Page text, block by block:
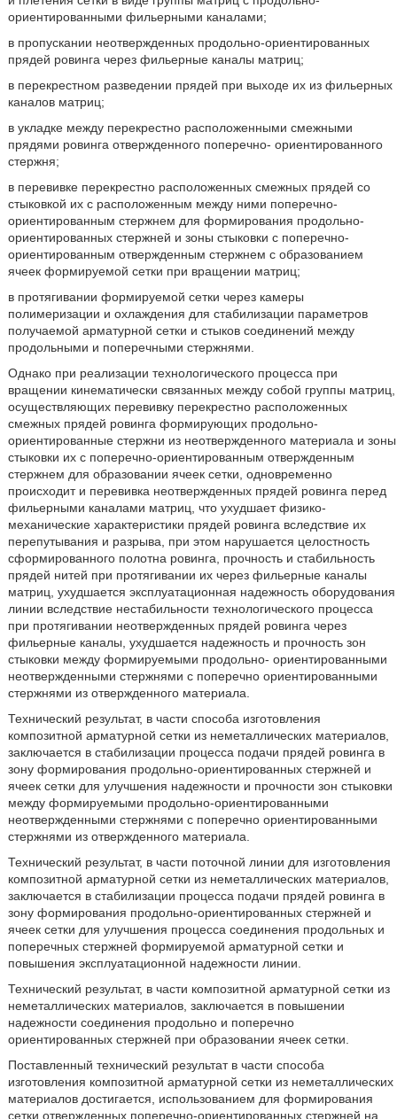
ориентированными фильерными каналами;
в пропускании неотвержденных продольно-ориентированных
прядей ровинга через фильерные каналы матриц;
в перекрестном разведении прядей при выходе их из фильерных
каналов матриц;
в укладке между перекрестно расположенными смежными
прядями ровинга отвержденного поперечно- ориентированного
стержня;
в перевивке перекрестно расположенных смежных прядей со
стыковкой их с расположенным между ними поперечно-
ориентированным стержнем для формирования продольно-
ориентированных стержней и зоны стыковки с поперечно-
ориентированным отвержденным стержнем с образованием
ячеек формируемой сетки при вращении матриц;
в протягивании формируемой сетки через камеры
полимеризации и охлаждения для стабилизации параметров
получаемой арматурной сетки и стыков соединений между
продольными и поперечными стержнями.
Однако при реализации технологического процесса при
вращении кинематически связанных между собой группы матриц,
осуществляющих перевивку перекрестно расположенных
смежных прядей ровинга формирующих продольно-
ориентированные стержни из неотвержденного материала и зоны
стыковки их с поперечно-ориентированным отвержденным
стержнем для образовании ячеек сетки, одновременно
происходит и перевивка неотвержденных прядей ровинга перед
фильерными каналами матриц, что ухудшает физико-
механические характеристики прядей ровинга вследствие их
перепутывания и разрыва, при этом нарушается целостность
сформированного полотна ровинга, прочность и стабильность
прядей нитей при протягивании их через фильерные каналы
матриц, ухудшается эксплуатационная надежность оборудования
линии вследствие нестабильности технологического процесса
при протягивании неотвержденных прядей ровинга через
фильерные каналы, ухудшается надежность и прочность зон
стыковки между формируемыми продольно- ориентированными
неотвержденными стержнями с поперечно ориентированными
стержнями из отвержденного материала.
Технический результат, в части способа изготовления
композитной арматурной сетки из неметаллических материалов,
заключается в стабилизации процесса подачи прядей ровинга в
зону формирования продольно-ориентированных стержней и
ячеек сетки для улучшения надежности и прочности зон стыковки
между формируемыми продольно-ориентированными
неотвержденными стержнями с поперечно ориентированными
стержнями из отвержденного материала.
Технический результат, в части поточной линии для изготовления
композитной арматурной сетки из неметаллических материалов,
заключается в стабилизации процесса подачи прядей ровинга в
зону формирования продольно-ориентированных стержней и
ячеек сетки для улучшения процесса соединения продольных и
поперечных стержней формируемой арматурной сетки и
повышения эксплуатационной надежности линии.
Технический результат, в части композитной арматурной сетки из
неметаллических материалов, заключается в повышении
надежности соединения продольно и поперечно
ориентированных стержней при образовании ячеек сетки.
Поставленный технический результат в части способа
изготовления композитной арматурной сетки из неметаллических
материалов достигается, использованием для формирования
сетки отвержденных поперечно-ориентированных стержней на